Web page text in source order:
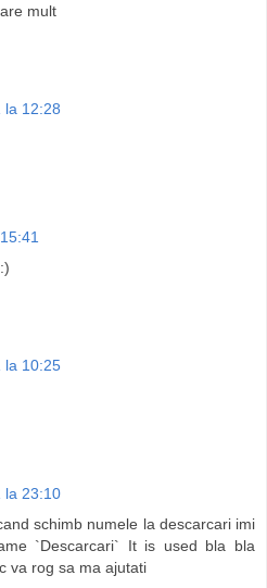
mult
la 12:28
la 10:25
la 23:10
schimb numele la descarcari imi
`Descarcari` It is used bla bla
va rog sa ma ajutati